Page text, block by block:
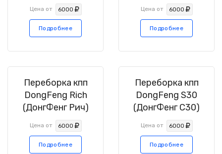
Цена от 6000
Подробнее
Цена от 6000
Подробнее
Переборка кпп
DongFeng Rich
(ДонгФенг Рич)
Цена от 6000
Подробнее
Переборка кпп
DongFeng S30
(ДонгФенг С30)
Цена от 6000
Подробнее